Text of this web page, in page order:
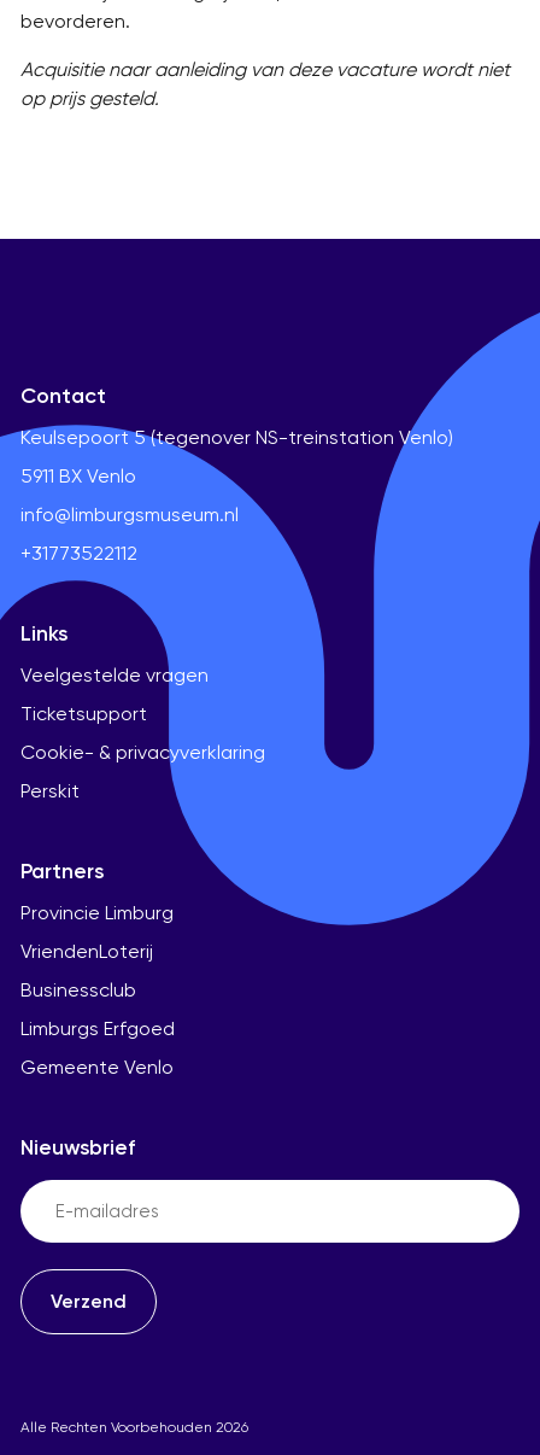
bevorderen.
Acquisitie naar aanleiding van deze vacature wordt niet
op prijs gesteld.
Contact
Keulsepoort 5 (tegenover NS-treinstation Venlo)
5911 BX Venlo
info@limburgsmuseum.nl
+31773522112
Links
Veelgestelde vragen
Ticketsupport
Cookie- & privacyverklaring
Perskit
Partners
Provincie Limburg
VriendenLoterij
Businessclub
Limburgs Erfgoed
Gemeente Venlo
Nieuwsbrief
Email
(Vereist)
Alle Rechten Voorbehouden 2026